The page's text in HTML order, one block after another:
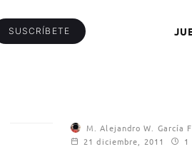
SUSCRÍBETE
M. Alejandro W. García
21 diciembre, 2011
1